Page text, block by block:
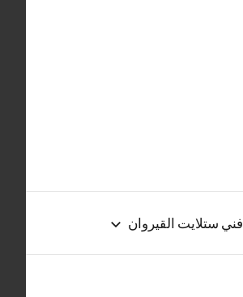
فني ستلايت القيروان